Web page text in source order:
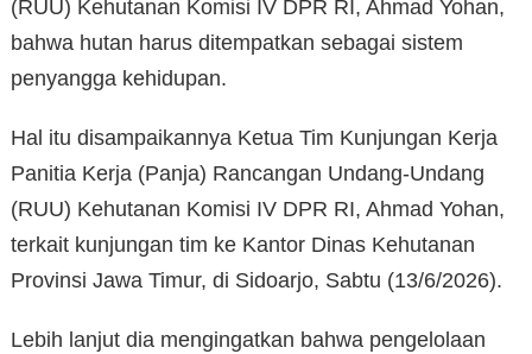
(RUU) Kehutanan Komisi IV DPR RI, Ahmad Yohan,
bahwa hutan harus ditempatkan sebagai sistem
penyangga kehidupan.
Hal itu disampaikannya Ketua Tim Kunjungan Kerja
Panitia Kerja (Panja) Rancangan Undang-Undang
(RUU) Kehutanan Komisi IV DPR RI, Ahmad Yohan,
terkait kunjungan tim ke Kantor Dinas Kehutanan
Provinsi Jawa Timur, di Sidoarjo, Sabtu (13/6/2026).
Lebih lanjut dia mengingatkan bahwa pengelolaan